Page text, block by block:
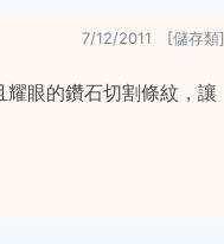
7/12/2011 [儲存類]
眼的鑽石切割條紋，讓